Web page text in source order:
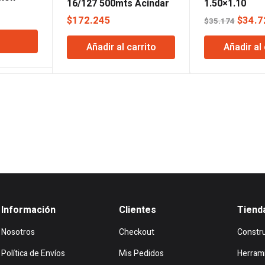
precio
es:
16/127 500mts Acindar
$172.245
Añadir al carrito
1.50×1.10
)
$35.174El
era:
$
Añadir
Información
Nosotros
Política de Envíos
Clientes
Checkout
Mis Pedidos